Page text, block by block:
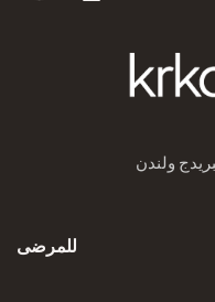
ولندن
للمرضى